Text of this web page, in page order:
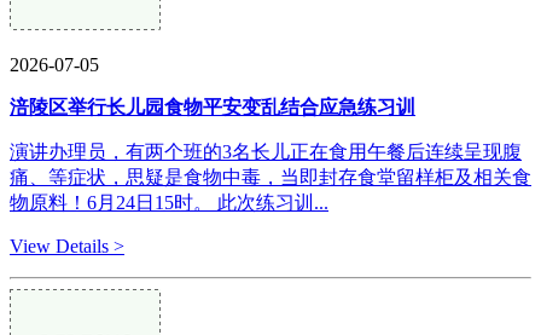
2026-07-05
涪陵区举行长儿园食物平安变乱结合应急练习训
演讲办理员，有两个班的3名长儿正在食用午餐后连续呈现腹
痛、等症状，思疑是食物中毒，当即封存食堂留样柜及相关食
物原料！6月24日15时。 此次练习训...
View Details >